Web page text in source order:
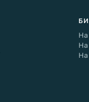
На
На
На